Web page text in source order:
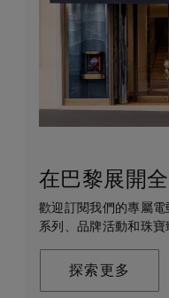
在巴黎展開
歡迎訂閱我們的專屬電
系列、品牌活動和珠寶
探索更多
守護永恒
De Beers 在全球珠寶
與鑽石原產地有直接連
探索更多
顧客服務
無論您是透過線上購物
力於為您提供個人化的
瞭解更多
De Beers 的
De Beers 成立於倫敦
鑽石珠寶的巔峰。我們
探索更多